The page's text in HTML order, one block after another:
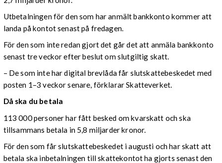
Utbetalningen för den som har anmält bankkonto kommer att
landa på kontot senast på fredagen.
För den som inte redan gjort det går det att anmäla bankkonto
senast tre veckor efter beslut om slutgiltig skatt.
– De som inte har digital brevlåda får slutskattebeskedet med
posten 1–3 veckor senare, förklarar Skatteverket.
Då ska du betala
113 000 personer har fått besked om kvarskatt och ska
tillsammans betala in 5,8 miljarder kronor.
För den som får slutskattebeskedet i augusti och har skatt att
betala ska inbetalningen till skattekontot ha gjorts senast den